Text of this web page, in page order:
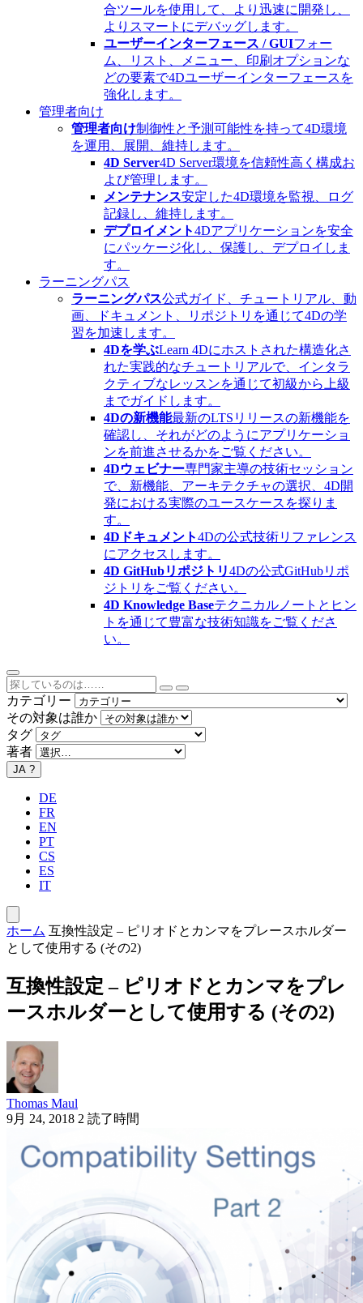
合ツールを使用して、より迅速に開発し、
よりスマートにデバッグします。
ユーザーインターフェース / GUIフォー
ム、リスト、メニュー、印刷オプションな
どの要素で4Dユーザーインターフェースを
強化します。
管理者向け
管理者向け制御性と予測可能性を持って4D環境
を運用、展開、維持します。
4D Server4D Server環境を信頼性高く構成お
よび管理します。
メンテナンス安定した4D環境を監視、ログ
記録し、維持します。
デプロイメント4Dアプリケーションを安全
にパッケージ化し、保護し、デプロイしま
す。
ラーニングパス
ラーニングパス公式ガイド、チュートリアル、動
画、ドキュメント、リポジトリを通じて4Dの学
習を加速します。
4Dを学ぶLearn 4Dにホストされた構造化さ
れた実践的なチュートリアルで、インタラ
クティブなレッスンを通じて初級から上級
までガイドします。
4Dの新機能最新のLTSリリースの新機能を
確認し、それがどのようにアプリケーショ
ンを前進させるかをご覧ください。
4Dウェビナー専門家主導の技術セッション
で、新機能、アーキテクチャの選択、4D開
発における実際のユースケースを探りま
す。
4Dドキュメント4Dの公式技術リファレンス
にアクセスします。
4D GitHubリポジトリ4Dの公式GitHubリポ
ジトリをご覧ください。
4D Knowledge Baseテクニカルノートとヒン
トを通じて豊富な技術知識をご覧くださ
い。
カテゴリー
その対象は誰か
タグ
著者
JA ?
DE
FR
EN
PT
CS
ES
IT
ホーム 互換性設定 – ピリオドとカンマをプレースホルダー
として使用する (その2)
互換性設定 – ピリオドとカンマをプレ
ースホルダーとして使用する (その2)
Thomas Maul
9月 24, 2018 2 読了時間